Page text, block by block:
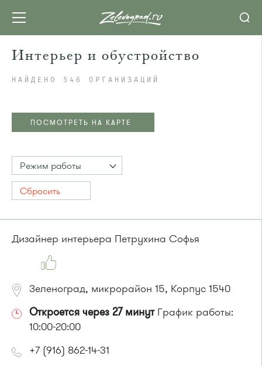
Интерьер и обустройство
НАЙДЕНО 546 ОРГАНИЗАЦИЙ
ПОСМОТРЕТЬ НА КАРТЕ
Режим работы
Сбросить
Дизайнер интерьера Петрухина Софья
Зеленоград, микрорайон 15, Корпус 1540
Откроется через 27 минутГрафик работы:
10:00-20:00
+7 (916) 862-14-31